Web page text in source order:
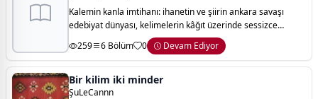
Kalemin kanla imtihanı: ihanetin ve şiirin ankara savaşı
edebiyat dünyası, kelimelerin kâğıt üzerinde sessizce
süzüldüğü bir liman olarak bilinir. ancak bu romanda şiir; bir
yaşam mücadelesinin, kar
259 6 Bölüm 0 Devam Ediyor
Bir kilim iki minder
ŞuLeCannn